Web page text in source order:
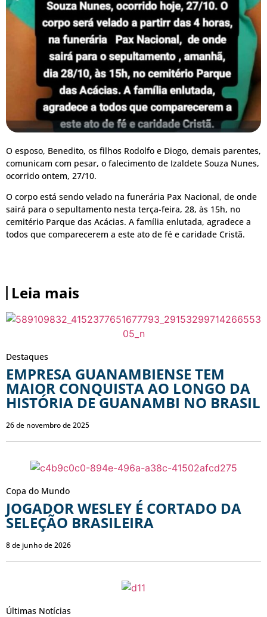
O esposo, Benedito, os filhos Rodolfo e Diogo, demais parentes,
comunicam com pesar, o falecimento de Izaldete Souza Nunes,
ocorrido ontem, 27/10.
O corpo está sendo velado na funerária Pax Nacional, de onde
sairá para o sepultamento nesta terça-feira, 28, às 15h, no
cemitério Parque das Acácias. A família enlutada, agradece a
todos que comparecerem a este ato de fé e caridade Cristã.
Leia mais
Destaques
EMPRESA GUANAMBIENSE TEM
MAIOR CONQUISTA AO LONGO DA
HISTÓRIA DE GUANAMBI NO BRASIL
26 de novembro de 2025
Copa do Mundo
JOGADOR WESLEY É CORTADO DA
SELEÇÃO BRASILEIRA
8 de junho de 2026
Últimas Notícias